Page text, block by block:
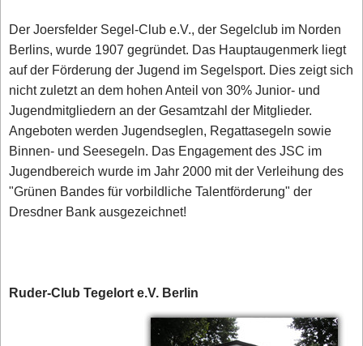
Der Joersfelder Segel-Club e.V., der Segelclub im Norden
Berlins, wurde 1907 gegründet. Das Hauptaugenmerk liegt
auf der Förderung der Jugend im Segelsport. Dies zeigt sich
nicht zuletzt an dem hohen Anteil von 30% Junior- und
Jugendmitgliedern an der Gesamtzahl der Mitglieder.
Angeboten werden Jugendseglen, Regattasegeln sowie
Binnen- und Seesegeln. Das Engagement des JSC im
Jugendbereich wurde im Jahr 2000 mit der Verleihung des
"Grünen Bandes für vorbildliche Talentförderung" der
Dresdner Bank ausgezeichnet!
Ruder-Club Tegelort e.V. Berlin